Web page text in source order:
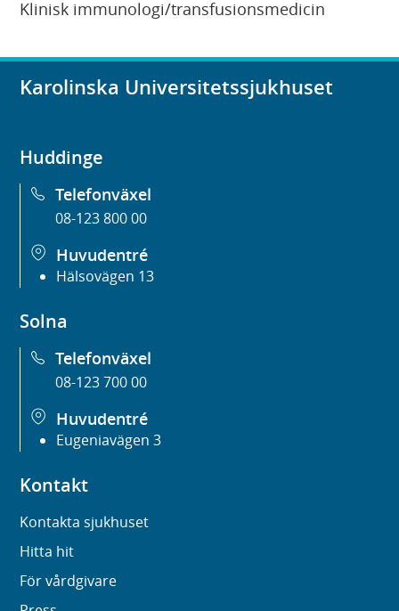
Klinisk immunologi/transfusionsmedicin
Karolinska Universitetssjukhuset
Huddinge
Telefonväxel
08-123 800 00
Huvudentré
Hälsovägen 13
Solna
Telefonväxel
08-123 700 00
Huvudentré
Eugeniavägen 3
Kontakt
Kontakta sjukhuset
Hitta hit
För vårdgivare